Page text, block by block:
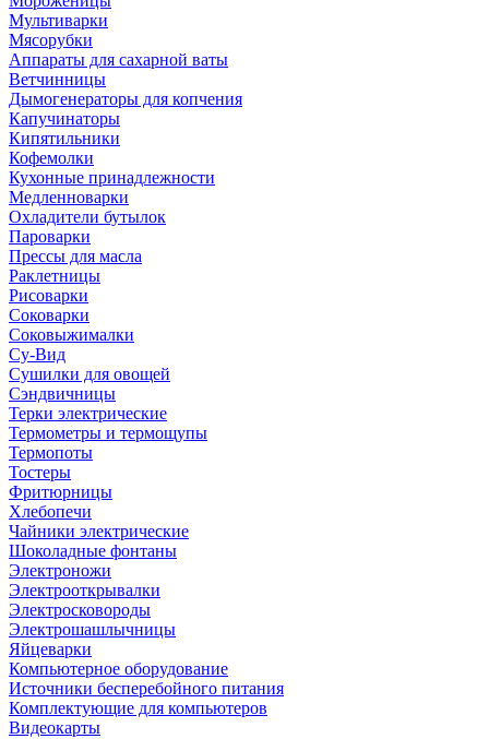
Мультиварки
Мясорубки
Аппараты для сахарной ваты
Ветчинницы
Дымогенераторы для копчения
Капучинаторы
Кипятильники
Кофемолки
Кухонные принадлежности
Медленноварки
Охладители бутылок
Пароварки
Прессы для масла
Раклетницы
Рисоварки
Соковарки
Соковыжималки
Су-Вид
Сушилки для овощей
Сэндвичницы
Терки электрические
Термометры и термощупы
Термопоты
Тостеры
Фритюрницы
Хлебопечи
Чайники электрические
Шоколадные фонтаны
Электроножи
Электрооткрывалки
Электросковороды
Электрошашлычницы
Яйцеварки
Компьютерное оборудование
Источники бесперебойного питания
Комплектующие для компьютеров
Видеокарты